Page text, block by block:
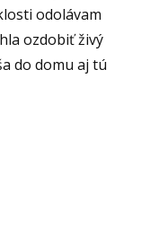
odolávam
ozdobiť živý
do domu aj tú